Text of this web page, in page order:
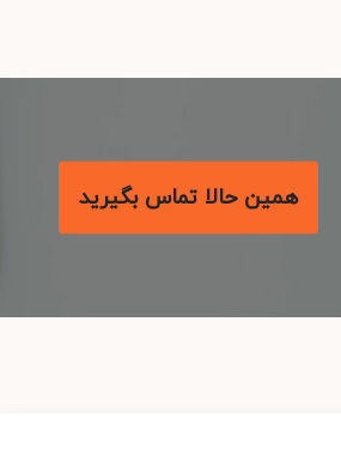
همین حالا تماس بگیرید